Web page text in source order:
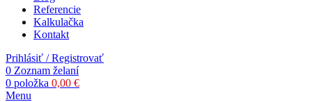
Referencie
Kalkulačka
Kontakt
Prihlásiť / Registrovať
0 Zoznam želaní
0 položka 0,00 €
Menu